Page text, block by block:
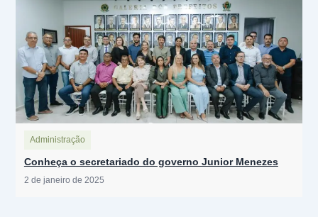
Administração
Conheça o secretariado do governo Junior Menezes
2 de janeiro de 2025